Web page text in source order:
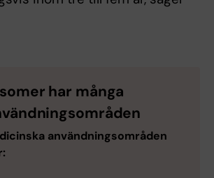
har många
användningsområden